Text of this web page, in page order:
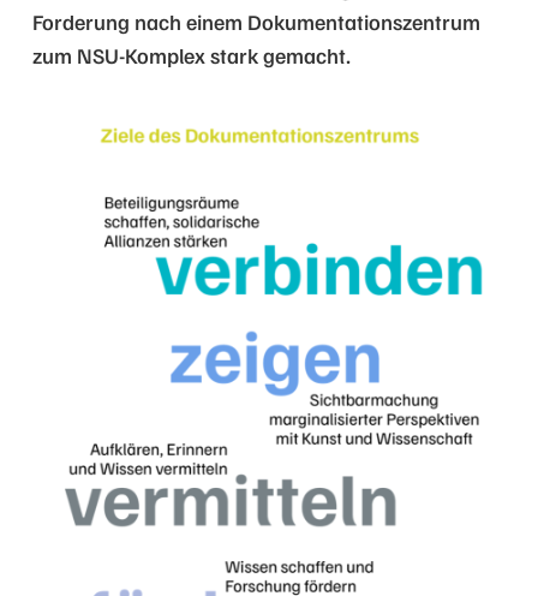
Forderung nach einem Dokumentationszentrum
zum NSU-Komplex stark gemacht.